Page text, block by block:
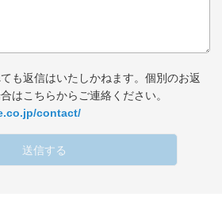
も返信はいたしかねます。個別のお返
はこちらからご連絡ください。
contact/
送信する